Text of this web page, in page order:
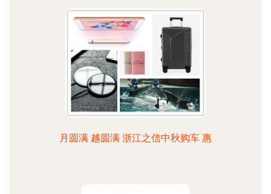
月圆满 越圆满 浙江之信中秋购车 惠